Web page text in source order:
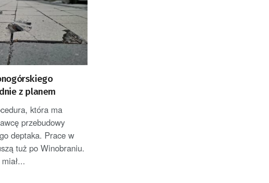
z planem
która ma
przebudowy
deptaka. Prace w
tuż po Winobraniu.